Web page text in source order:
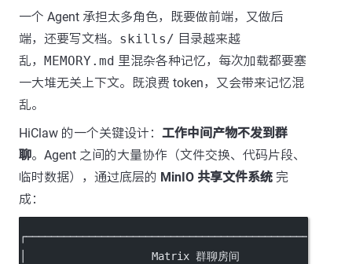
一个 Agent 承担太多角色，既要做前端，又做后
端，还要写文档。 skills/ 目录越来越
乱， MEMORY.md 里混杂各种记忆，每次加载都要塞
一大堆无关上下文。既浪费 token，又会带来记忆混
乱。
HiClaw 的一个关键设计： 工作中间产物不发到群
聊。Agent 之间的大量协作（文件交换、代码片段、
临时数据），通过底层的 MinIO 共享文件系统 完
成：
│                    Matrix 群聊房间